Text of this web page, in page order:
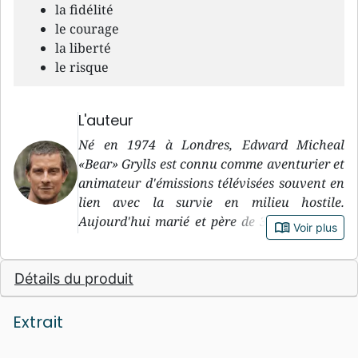
la fidélité
le courage
la liberté
le risque
L'auteur
Né en 1974 à Londres, Edward Micheal
«Bear» Grylls est connu comme aventurier et
animateur d'émissions télévisées souvent en
lien avec la survie en milieu hostile.
Aujourd'hui marié et père de 3 enfants, il a
servi dans l'armée britannique en tant que
soldat des forces spéciales et a réussi
l'ascension de l'Everest 18 mois après s'être
brisé trois vertèbres dans un accident de
book_open Voir plus
Détails du produit
Extrait